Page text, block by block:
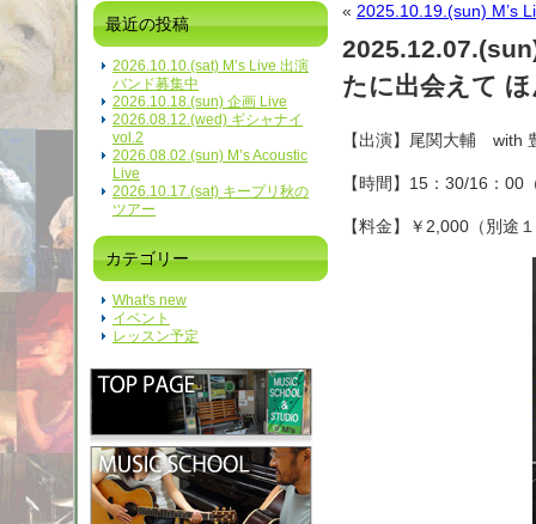
最近の投稿
2026.10.10.(sat) M’s Live 出演
バンド募集中
2026.10.18.(sun) 企画 Live
2026.08.12.(wed) ギシャナイ
vol.2
2026.08.02.(sun) M’s Acoustic
Live
2026.10.17.(sat) キープリ秋の
ツアー
カテゴリー
What's new
イベント
レッスン予定
« 2025.10.19.(sun) M’s
たに出会えて
【出演】尾関大輔 with
【時間】15：30/16：00
【料金】￥2,000（別途